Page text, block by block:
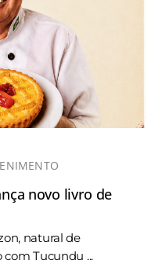
novo livro de
natural de
Tucundu ...